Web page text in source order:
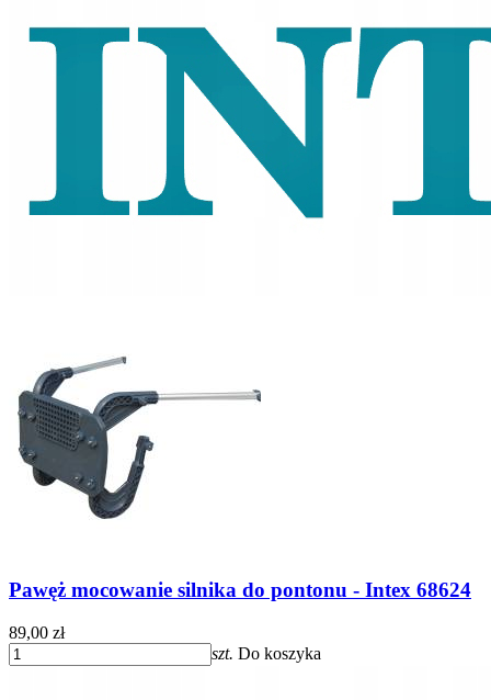
Pawęż mocowanie silnika do pontonu - Intex 68624
89,00 zł
szt. Do koszyka